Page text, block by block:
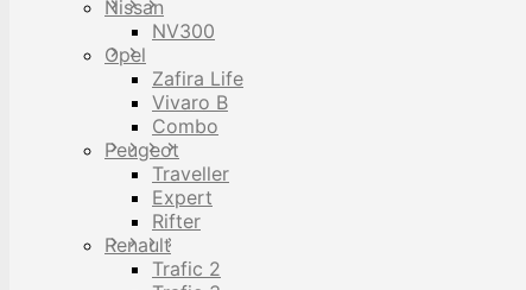
Nissan
NV300
Opel
Zafira Life
Vivaro B
Combo
Peugeot
Traveller
Expert
Rifter
Renault
Trafic 2